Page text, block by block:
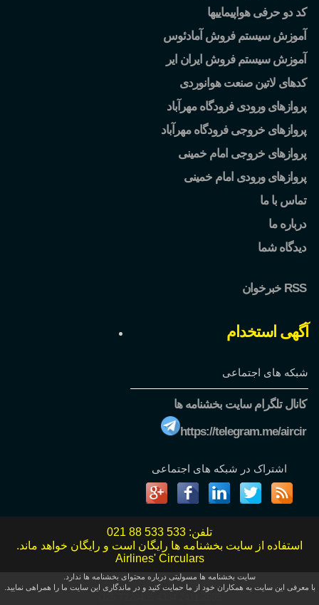
کد دو حرفی هواپیماییها
آموزش سیستم فروش آمادئوس
آموزش سیستم فروش ایران ایر
کدهای لاتین صنعت هوانوردی
پروازهای ورودی فرودگاه مهرآباد
پروازهای خروجی فرودگاه مهرآباد
پروازهای خروجی امام خمینی
پروازهای ورودی امام خمینی
تماس با ما
درباره ما
دیدگاه شما
خبرخوان RSS
آگهی استخدام
شبکه های اجتماعی
کانال تلگرام سایت بخشنامه ها
https://telegram.me/aircir
اشتراک در شبکه های اجتماعی
تلفن: 021 88 533 533
استفاده از سایت بخشنامه ها رایگان است و رایگان خواهد ماند.
Airlines' Circulars
سایت بخشنامه ها مسولیتی درباره محتوای بخشنامه ها ندارد.
با معرفی این سایت به همکاران خود از ما حمایت کنید و در ماندگاری این سایت ما را همراهی نمایید.